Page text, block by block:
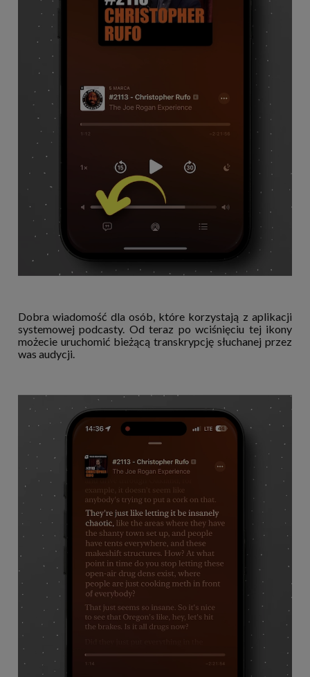
Dobra wiadomość dla osób, które korzystają z aplikacji
systemowej podcasty. Od teraz po wciśnięciu tej ikony
możecie uruchomić bieżącą transkrypcję słuchanej przez
was audycji.